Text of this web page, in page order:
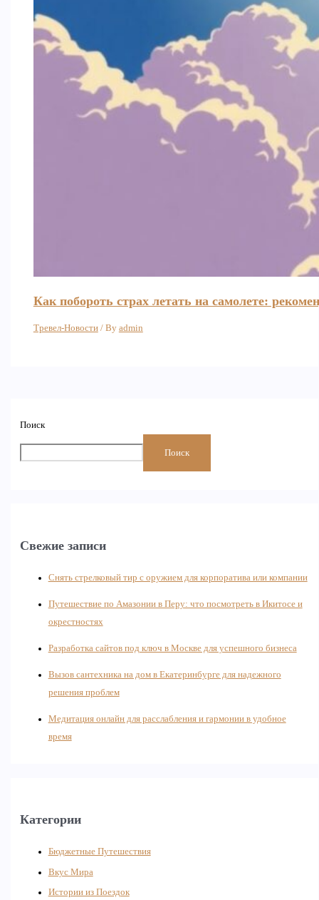
Поиск
Поиск
Свежие записи
Снять стрелковый тир с оружием для корпоратива или компании
Путешествие по Амазонии в Перу: что посмотреть в Икитосе и
окрестностях
Разработка сайтов под ключ в Москве для успешного бизнеса
Вызов сантехника на дом в Екатеринбурге для надежного
решения проблем
Медитация онлайн для расслабления и гармонии в удобное
время
Категории
Бюджетные Путешествия
Вкус Мира
Истории из Поездок
Как побороть страх летать на самолете:
Тревел-Новости/ By admin